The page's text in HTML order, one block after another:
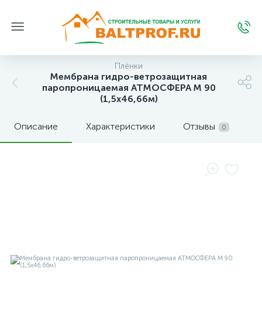
Плёнки
Мембрана гидро-ветрозащитная
паропроницаемая АТМОСФЕРА M 90
(1,5х46,66м)
Описание Характеристики Отзывы 0